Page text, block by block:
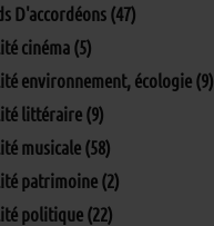
D'accordéons (47)
cinéma (5)
environnement, écologie (9)
littéraire (9)
musicale (58)
patrimoine (2)
politique (22)